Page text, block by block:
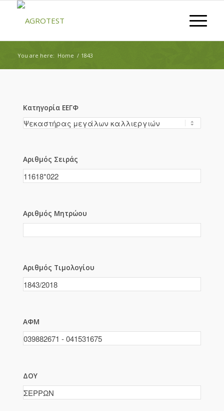
You are here: Home / 1843
Κατηγορία ΕΕΓΦ
Αριθμός Σειράς
Αριθμός Μητρώου
Αριθμός Τιμολογίου
ΑΦΜ
ΔΟΥ